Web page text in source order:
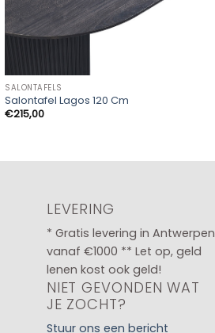
SALONTAFELS
Salontafel Lagos 120 Cm
€215,00
LEVERING
* Gratis levering in Antwerpen
vanaf €1000 ** Let op, geld
lenen kost ook geld!
NIET GEVONDEN WAT
JE ZOCHT?
Stuur ons een bericht